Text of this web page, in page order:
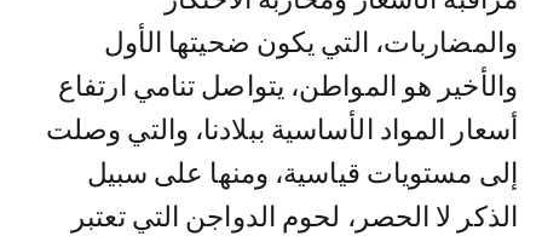
والمضاربات، التي يكون ضحيتها الأول
والأخير هو المواطن، يتواصل تنامي ارتفاع
أسعار المواد الأساسية ببلادنا، والتي وصلت
إلى مستويات قياسية، ومنها على سبيل
الذكر لا الحصر، لحوم الدواجن التي تعتبر